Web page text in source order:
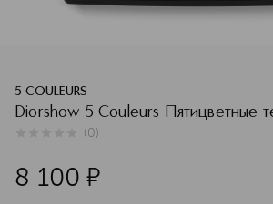
5 COULEURS
Diorshow 5 Couleurs Пятицветные
(0)
8 100 ¤